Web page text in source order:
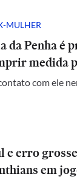
MULHER
Penha é
medida
com ele
e erro
em